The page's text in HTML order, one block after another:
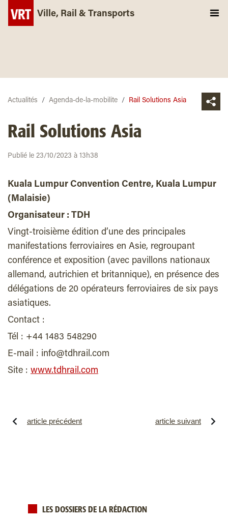
Ville, Rail & Transports
Actualités Agenda-de-la-mobilite Rail Solutions Asia
Rail Solutions Asia
Publié le 23/10/2023 à 13h38
Kuala Lumpur Convention Centre, Kuala Lumpur
(Malaisie)
Organisateur : TDH
Vingt-troisième édition d’une des principales
manifestations ferroviaires en Asie, regroupant
conférence et exposition (avec pavillons nationaux
allemand, autrichien et britannique), en présence des
délégations de 20 opérateurs ferroviaires de six pays
asiatiques.
Contact :
Tél : +44 1483 548290
E-mail : info@tdhrail.com
Site : www.tdhrail.com
article précédent article suivant
LES DOSSIERS DE LA RÉDACTION